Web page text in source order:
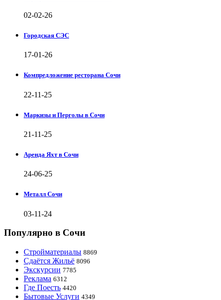
02-02-26
Городская СЭС
17-01-26
Компредложение ресторана Сочи
22-11-25
Маркизы и Перголы в Сочи
21-11-25
Аренда Яхт в Сочи
24-06-25
Металл Сочи
03-11-24
Популярно в Сочи
Стройматериалы 8869
Сдаётся Жильё 8096
Экскурсии 7785
Реклама 6312
Где Поесть 4420
Бытовые Услуги 4349